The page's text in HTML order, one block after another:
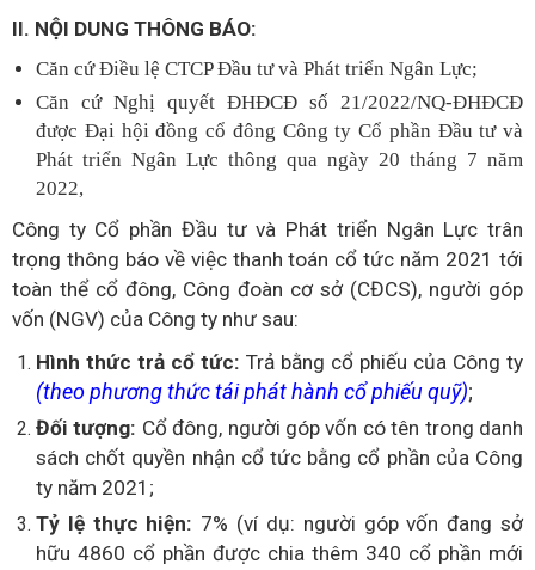
II. NỘI DUNG THÔNG BÁO:
Căn cứ Điều lệ CTCP Đầu tư và Phát triển Ngân Lực;
Căn cứ Nghị quyết ĐHĐCĐ số 21/2022/NQ-ĐHĐCĐ
được Đại hội đồng cổ đông Công ty Cổ phần Đầu tư và
Phát triển Ngân Lực thông qua ngày 20 tháng 7 năm
2022,
Công ty Cổ phần Đầu tư và Phát triển Ngân Lực trân
trọng thông báo về việc thanh toán cổ tức năm 2021 tới
toàn thể cổ đông, Công đoàn cơ sở (CĐCS), người góp
vốn (NGV) của Công ty như sau:
Hình thức trả cổ tức: Trả bằng cổ phiếu của Công ty
(theo phương thức tái phát hành cổ phiếu quỹ);
Đốitượng: Cổ đông, người góp vốn có tên trong danh
sách chốt quyền nhận cổ tức bằng cổ phần của Công
ty năm 2021;
Tỷ lệthực hiện: 7% (ví dụ: người góp vốn đang sở
hữu 4860 cổ phần được chia thêm 340 cổ phần mới